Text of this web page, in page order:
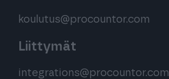
koulutus@procountor.com
Liittymät
integrations@procountor.com